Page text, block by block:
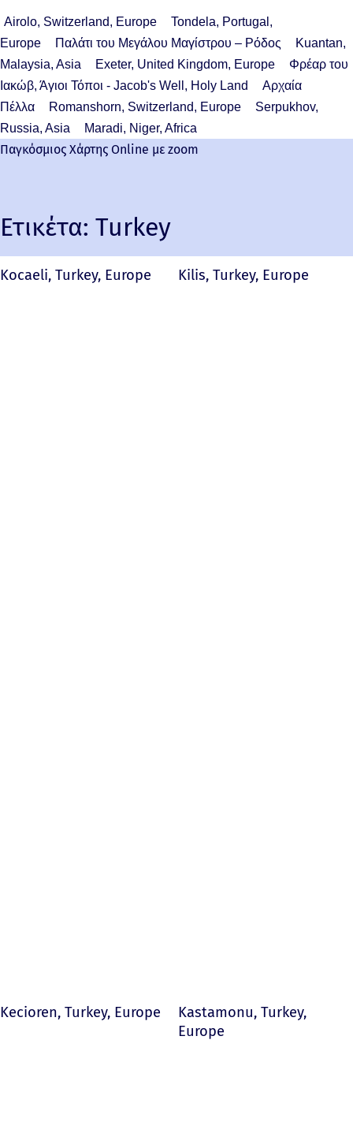
Airolo, Switzerland, Europe
Tondela, Portugal,
Europe
Παλάτι του Μεγάλου Μαγίστρου – Ρόδος
Kuantan,
Malaysia, Asia
Exeter, United Kingdom, Europe
Φρέαρ του
Ιακώβ, Άγιοι Τόποι - Jacob's Well, Holy Land
Αρχαία
Πέλλα
Romanshorn, Switzerland, Europe
Serpukhov,
Russia, Asia
Maradi, Niger, Africa
Παγκόσμιος Χάρτης Online με zoom
Ετικέτα: Turkey
Kocaeli, Turkey, Europe Kilis, Turkey, Europe
Kecioren, Turkey, Europe
Kastamonu, Turkey,
Europe